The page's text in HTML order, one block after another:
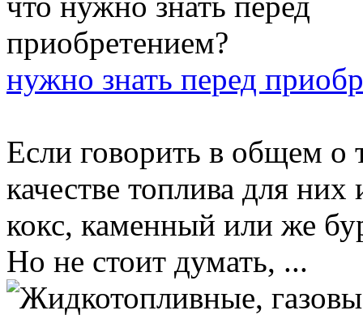
нужно знать перед
Если говорить в общем о
качестве топлива для
кокс, каменный или же
Но не стоит думать, ...